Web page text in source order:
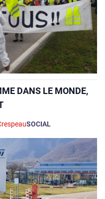
DANS LE MONDE,
SOCIAL